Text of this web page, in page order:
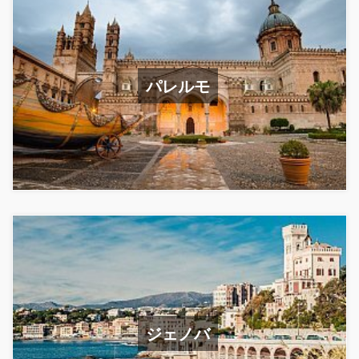
パレルモ
ジェノバ